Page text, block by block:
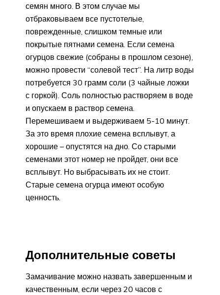
семян много. В этом случае мы
отбраковываем все пустотелые,
поврежденные, слишком темные или
покрытые пятнами семена. Если семена
огурцов свежие (собраны в прошлом сезоне),
можно провести “солевой тест”. На литр воды
потребуется 30 грамм соли (3 чайные ложки
с горкой). Соль полностью растворяем в воде
и опускаем в раствор семена.
Перемешиваем и выдерживаем 5-10 минут.
За это время плохие семена всплывут, а
хорошие – опустятся на дно. Со старыми
семенами этот номер не пройдет, они все
всплывут. Но выбрасывать их не стоит.
Старые семена огурца имеют особую
ценность.
Дополнительные советы
Замачивание можно назвать завершенным и
качественным, если через 20 часов с